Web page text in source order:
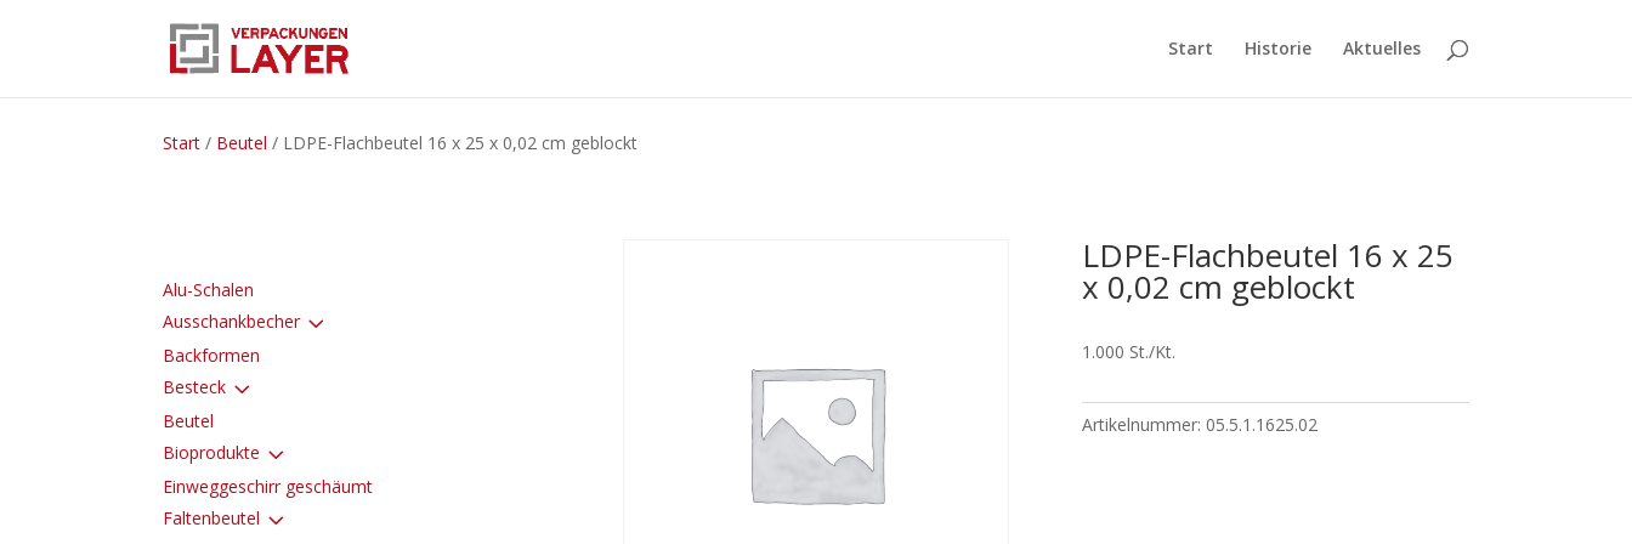
Start Historie Aktuelles
Start / Beutel / LDPE-Flachbeutel 16 x 25 x 0,02 cm geblockt
Alu-Schalen
Ausschankbecher3
Backformen
Besteck 3
Beutel
Bioprodukte 3
Einweggeschirr geschäumt
Faltenbeutel 3
LDPE-Flachbeutel 16 x 25
x 0,02 cm geblockt
1.000 St./Kt.
Artikelnummer: 05.5.1.1625.02